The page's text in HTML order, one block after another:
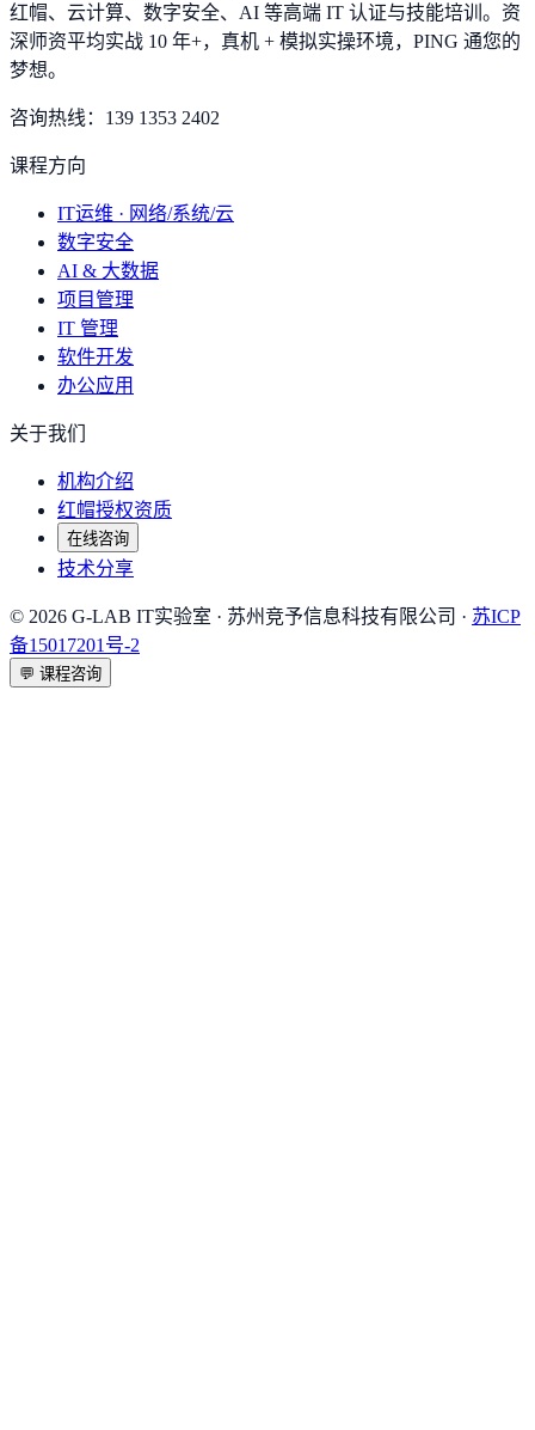
红帽、云计算、数字安全、AI 等高端 IT 认证与技能培训。资
深师资平均实战 10 年+，真机 + 模拟实操环境， PING 通您的
梦想。
咨询热线： 139 1353 2402
课程方向
IT运维 · 网络/系统/云
数字安全
AI & 大数据
项目管理
IT 管理
软件开发
办公应用
关于我们
机构介绍
红帽授权资质
在线咨询
技术分享
© 2026 G-LAB IT实验室 · 苏州竞予信息科技有限公司 · 苏ICP
备15017201号-2
💬 课程咨询